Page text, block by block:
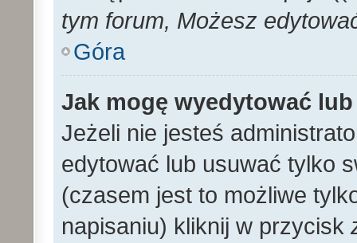
tym forum, Możesz
Góra
Jak mogę wyedytować
Jeżeli nie jesteś
edytować lub usuwać tylko
(czasem jest to możliwe
napisaniu) kliknij w przycisk